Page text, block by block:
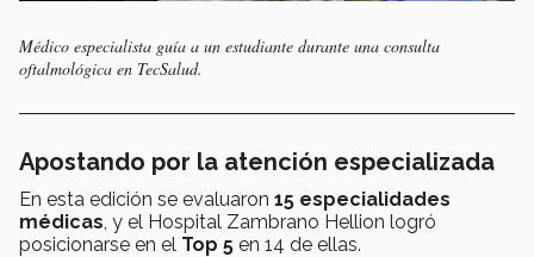
Médico especialista guía a un estudiante durante una consulta
oftalmológica en TecSalud.
Apostando por la atención especializada
En esta edición se evaluaron 15 especialidades
médicas , y el Hospital Zambrano Hellion logró
posicionarse en el Top 5 en 14 de ellas.